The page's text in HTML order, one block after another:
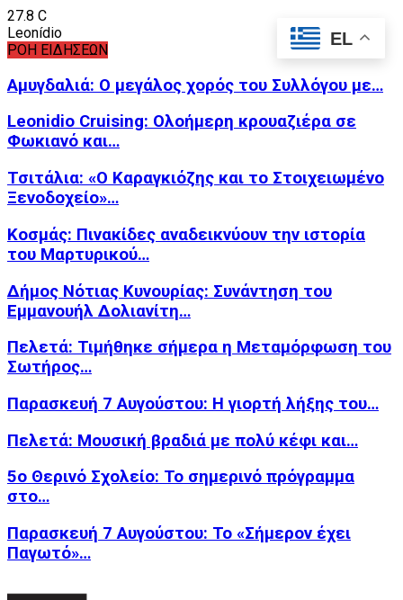
27.8 C
Leonídio
ΡΟΗ ΕΙΔΗΣΕΩΝ
Αμυγδαλιά: Ο μεγάλος χορός του Συλλόγου με…
Leonidio Cruising: Ολοήμερη κρουαζιέρα σε
Φωκιανό και…
Τσιτάλια: «Ο Καραγκιόζης και το Στοιχειωμένο
Ξενοδοχείο»…
Κοσμάς: Πινακίδες αναδεικνύουν την ιστορία
του Μαρτυρικού…
Δήμος Νότιας Κυνουρίας: Συνάντηση του
Εμμανουήλ Δολιανίτη…
Πελετά: Τιμήθηκε σήμερα η Μεταμόρφωση του
Σωτήρος…
Παρασκευή 7 Αυγούστου: Η γιορτή λήξης του…
Πελετά: Μουσική βραδιά με πολύ κέφι και…
5ο Θερινό Σχολείο: Το σημερινό πρόγραμμα
στο…
Παρασκευή 7 Αυγούστου: Το «Σήμερον έχει
Παγωτό»…
EL